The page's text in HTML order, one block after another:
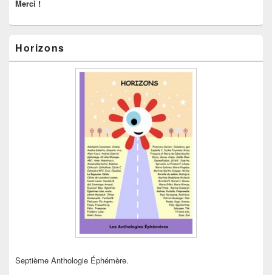
Merci !
Horizons
Septième Anthologie Éphémère.